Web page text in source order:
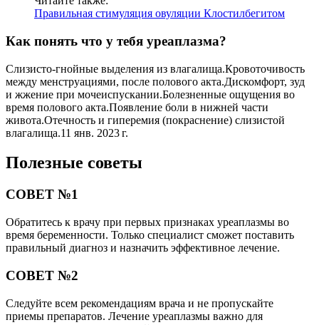
Правильная стимуляция овуляции Клостилбегитом
Как понять что у тебя уреаплазма?
Слизисто-гнойные выделения из влагалища.Кровоточивость
между менструациями, после полового акта.Дискомфорт, зуд
и жжение при мочеиспускании.Болезненные ощущения во
время полового акта.Появление боли в нижней части
живота.Отечность и гиперемия (покраснение) слизистой
влагалища.11 янв. 2023 г.
Полезные советы
СОВЕТ №1
Обратитесь к врачу при первых признаках уреаплазмы во
время беременности. Только специалист сможет поставить
правильный диагноз и назначить эффективное лечение.
СОВЕТ №2
Следуйте всем рекомендациям врача и не пропускайте
приемы препаратов. Лечение уреаплазмы важно для